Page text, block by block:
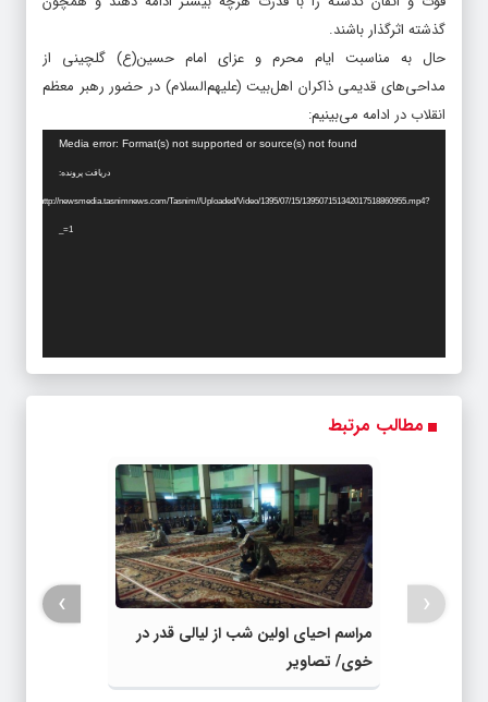
گذشته اثرگذار باشند.
حال به مناسبت ایام محرم و عزای امام حسین(ع) گلچینی از
مداحی‌‌‌های قدیمی ذاکران اهل‌بیت (علیهم‌‌السلام) در حضور رهبر معظم
انقلاب در ادامه می‌بینیم:
Media error: Format(s) not supported or source(s) not found
دریافت پرونده:
http://newsmedia.tasnimnews.com/Tasnim//Uploaded/Video/1395/07/15/139507151342017518860955.mp4?
_=1
مطالب مرتبط
مراسم احیای اولین شب از لیالی قدر در
خوی/ تصاویر
‹
›